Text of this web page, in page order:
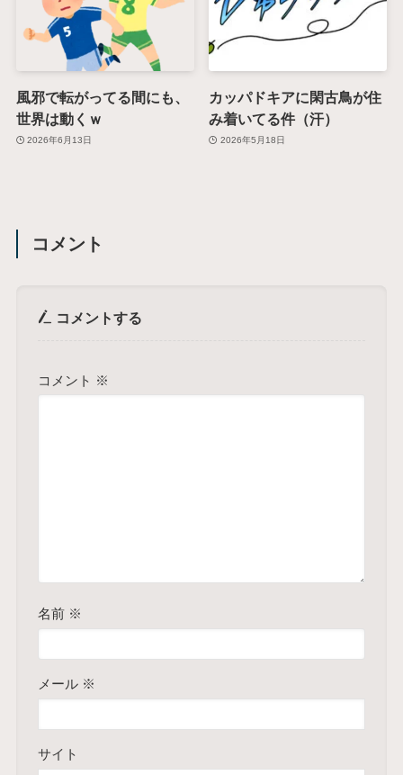
風邪で転がってる間にも、
世界は動くｗ
2026年6月13日
カッパドキアに閑古鳥が住
み着いてる件（汗）
2026年5月18日
コメント
コメントする
コメント ※
名前 ※
メール ※
サイト